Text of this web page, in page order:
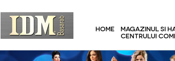
HOME
MAGAZINUL SI
CENTRULUI